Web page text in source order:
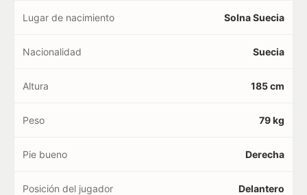
Lugar de nacimiento Solna Suecia
Nacionalidad Suecia
Altura 185 cm
Peso 79 kg
Pie bueno Derecha
Posición del jugador Delantero